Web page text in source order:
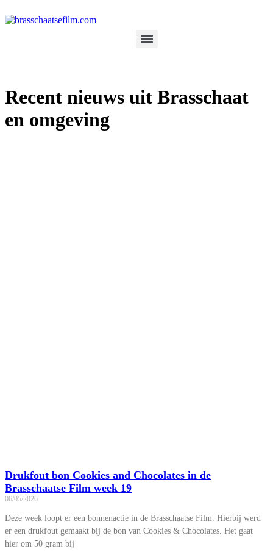
naar
Recent nieuws uit Brasschaat
en omgeving
Drukfout bon Cookies and Chocolates in de
Brasschaatse Film week 19
06/05/2026
Deze week loopt er een bonnenactie in de Brasschaatse Film. Hierbij werd
er een drukfout gemaakt bij de bon van Cookies & Chocolates. Het gaat
hier om 50 gram bij